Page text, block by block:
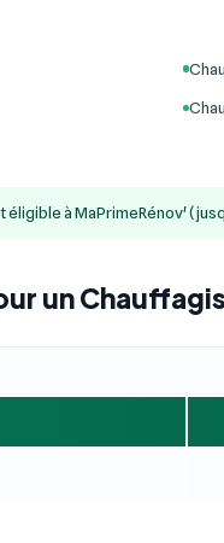
à MaPrimeRénov'
un